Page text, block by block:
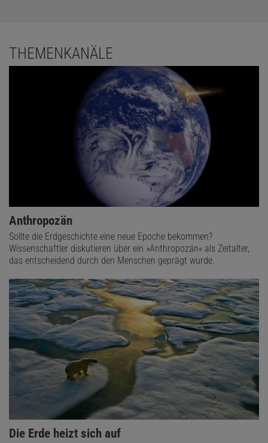
THEMENKANÄLE
Anthropozän
Sollte die Erdgeschichte eine neue Epoche bekommen?
Wissenschaftler diskutieren über ein »Anthropozän« als Zeitalter,
das entscheidend durch den Menschen geprägt wurde.
Die Erde heizt sich auf